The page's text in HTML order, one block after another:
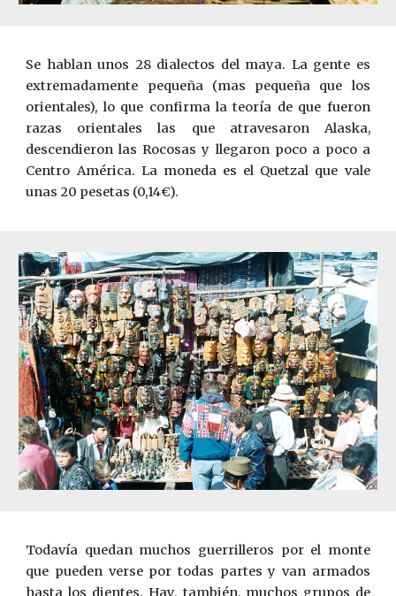
Se hablan unos 28 dialectos del maya. La gente es
extremadamente pequeña (mas pequeña que los
orientales), lo que confirma la teoría de que ­fueron
razas orientales las que atravesaron Alaska,
descendieron las Rocosas y llegaron poco a poco a
Centro América. La moneda es el Quetzal que vale
unas 20 pesetas (0,14€).
Todavía quedan muchos guerrilleros por el monte
que pueden verse por todas partes y van armados
hasta los dientes. Hay, también, muchos grupos de